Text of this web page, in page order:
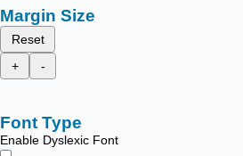
Margin Size
Reset
+
-
Font Type
Enable Dyslexic Font